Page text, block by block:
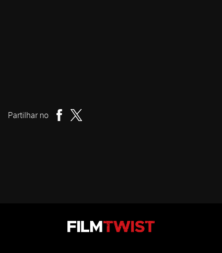
Partilhar no